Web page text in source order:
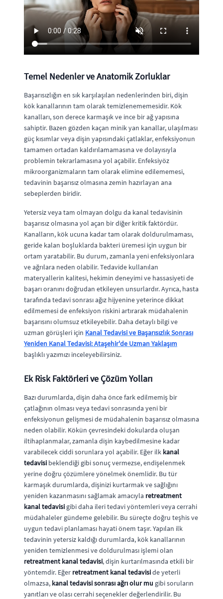
Temel Nedenler ve Anatomik Zorluklar
Başarısızlığın en sık karşılaşılan nedenlerinden biri, dişin
kök kanallarının tam olarak temizlenememesidir. Kök
kanalları, son derece karmaşık ve ince bir ağ yapısına
sahiptir. Bazen gözden kaçan minik yan kanallar, ulaşılması
güç kısımlar veya dişin yapısındaki çatlaklar, enfeksiyonun
tamamen ortadan kaldırılamamasına ve dolayısıyla
problemin tekrarlamasına yol açabilir. Enfeksiyöz
mikroorganizmaların tam olarak elimine edilememesi,
tedavinin başarısız olmasına zemin hazırlayan ana
sebeplerden biridir.
Yetersiz veya tam olmayan dolgu da kanal tedavisinin
başarısız olmasına yol açan bir diğer kritik faktördür.
Kanalların, kök ucuna kadar tam olarak doldurulmaması,
geride kalan boşluklarda bakteri üremesi için uygun bir
ortam yaratabilir. Bu durum, zamanla yeni enfeksiyonlara
ve ağrılara neden olabilir. Tedavide kullanılan
materyallerin kalitesi, hekimin deneyimi ve hassasiyeti de
başarı oranını doğrudan etkileyen unsurlardır. Ayrıca, hasta
tarafında tedavi sonrası ağız hijyenine yeterince dikkat
edilmemesi de enfeksiyon riskini artırarak müdahalenin
başarısını olumsuz etkileyebilir. Daha detaylı bilgi ve
uzman görüşleri için Kanal Tedavisi ve Başarısızlık Sonrası
Yeniden Kanal Tedavisi: Ataşehir'de Uzman Yaklaşım
başlıklı yazımızı inceleyebilirsiniz.
Ek Risk Faktörleri ve Çözüm Yolları
Bazı durumlarda, dişin daha önce fark edilmemiş bir
çatlağının olması veya tedavi sonrasında yeni bir
enfeksiyonun gelişmesi de müdahalenin başarısız olmasına
neden olabilir. Kökün çevresindeki dokularda oluşan
iltihaplanmalar, zamanla dişin kaybedilmesine kadar
varabilecek ciddi sorunlara yol açabilir. Eğer ilk kanal
tedavisi beklendiği gibi sonuç vermezse, endişelenmek
yerine doğru çözümlere yönelmek önemlidir. Bu tür
karmaşık durumlarda, dişinizi kurtarmak ve sağlığını
yeniden kazanmasını sağlamak amacıyla retreatment
kanal tedavisi gibi daha ileri tedavi yöntemleri veya cerrahi
müdahaleler gündeme gelebilir. Bu süreçte doğru teşhis ve
uygun tedavi planlaması hayati önem taşır. Yapılan ilk
tedavinin yetersiz kaldığı durumlarda, kök kanallarının
yeniden temizlenmesi ve doldurulması işlemi olan
retreatment kanal tedavisi, dişin kurtarılmasında etkili bir
yöntemdir. Eğer retreatment kanal tedaviside yeterli
olmazsa, kanal tedavisi sonrası ağrı olur mu gibi soruların
yanıtları ve olası cerrahi seçenekler değerlendirilir. Bu